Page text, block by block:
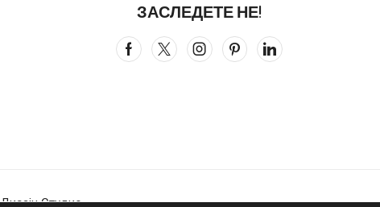
ЗАСЛЕДЕТЕ НЕ!
Студио.